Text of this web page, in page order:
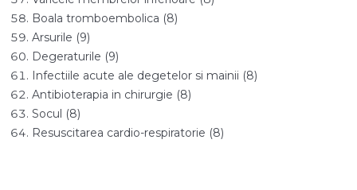
Boala tromboembolica (8)
Arsurile (9)
Degeraturile (9)
Infectiile acute ale degetelor si mainii (8)
Antibioterapia in chirurgie (8)
Socul (8)
Resuscitarea cardio-respiratorie (8)